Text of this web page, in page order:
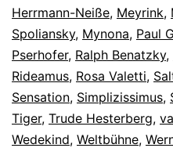
Herrmann-Neiße, Meyrink,
Spoliansky, Mynona, Paul
Pserhofer, Ralph Benatzky,
Rideamus, Rosa Valetti,
Sensation, Simplizissimus,
Tiger, Trude Hesterberg,
Wedekind, Weltbühne,